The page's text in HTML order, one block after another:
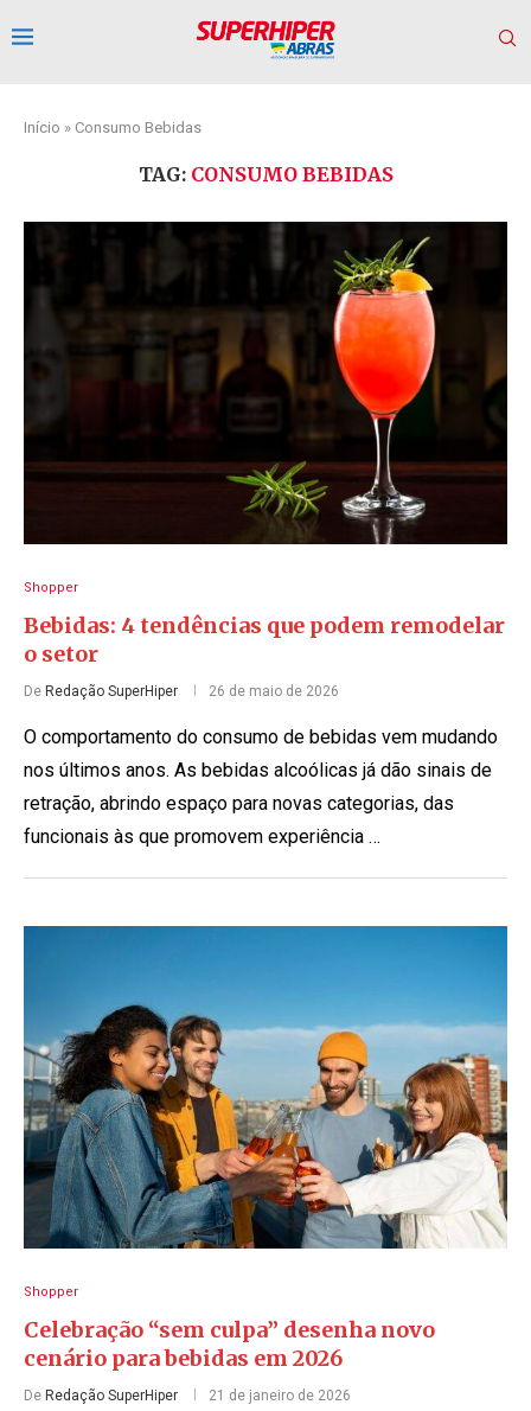
Início » Consumo Bebidas
TAG: CONSUMO BEBIDAS
Shopper
Bebidas: 4 tendências que podem remodelar
o setor
De Redação SuperHiper 26 de maio de 2026
O comportamento do consumo de bebidas vem mudando
nos últimos anos. As bebidas alcoólicas já dão sinais de
retração, abrindo espaço para novas categorias, das
funcionais às que promovem experiência …
Shopper
Celebração “sem culpa” desenha novo
cenário para bebidas em 2026
De Redação SuperHiper 21 de janeiro de 2026